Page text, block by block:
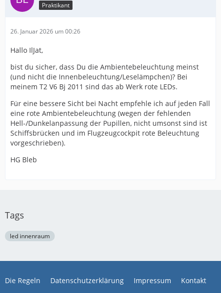
Praktikant
26. Januar 2026 um 00:26
Hallo IlJat,
bist du sicher, dass Du die Ambientebeleuchtung meinst
(und nicht die Innenbeleuchtung/Leselämpchen)? Bei
meinem T2 V6 Bj 2011 sind das ab Werk rote LEDs.
Für eine bessere Sicht bei Nacht empfehle ich auf jeden Fall
eine rote Ambientebeleuchtung (wegen der fehlenden
Hell-/Dunkelanpassung der Pupillen, nicht umsonst sind ist
Schiffsbrücken und im Flugzeugcockpit rote Beleuchtung
vorgeschrieben).
HG Bleb
Tags
led innenraum
Die Regeln Datenschutzerklärung Impressum Kontakt